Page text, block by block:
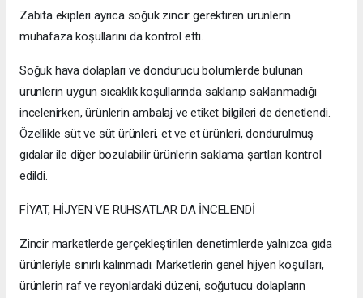
Zabıta ekipleri ayrıca soğuk zincir gerektiren ürünlerin
muhafaza koşullarını da kontrol etti.
Soğuk hava dolapları ve dondurucu bölümlerde bulunan
ürünlerin uygun sıcaklık koşullarında saklanıp saklanmadığı
incelenirken, ürünlerin ambalaj ve etiket bilgileri de denetlendi.
Özellikle süt ve süt ürünleri, et ve et ürünleri, dondurulmuş
gıdalar ile diğer bozulabilir ürünlerin saklama şartları kontrol
edildi.
FİYAT, HİJYEN VE RUHSATLAR DA İNCELENDİ
Zincir marketlerde gerçekleştirilen denetimlerde yalnızca gıda
ürünleriyle sınırlı kalınmadı. Marketlerin genel hijyen koşulları,
ürünlerin raf ve reyonlardaki düzeni, soğutucu dolapların